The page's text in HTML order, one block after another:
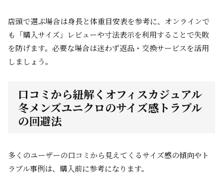
店頭で選ぶ場合は身長と体重目安表を参考に、オンラインで
も「購入サイズ」レビューや寸法表示を利用することで失敗
を防げます。必要な場合は迷わず返品・交換サービスを活用
しましょう。
口コミから紐解くオフィスカジュアル
冬メンズユニクロのサイズ感トラブル
の回避法
多くのユーザーの口コミから見えてくるサイズ感の傾向やト
ラブル事例は、購入前に参考になります。